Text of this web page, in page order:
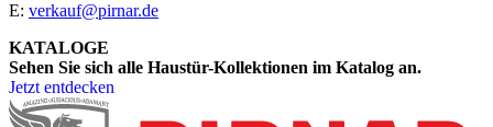
E: verkauf@pirnar.de
KATALOGE
Sehen Sie sich alle Haustür-Kollektionen im Katalog an.
Jetzt entdecken
Seitenfooter